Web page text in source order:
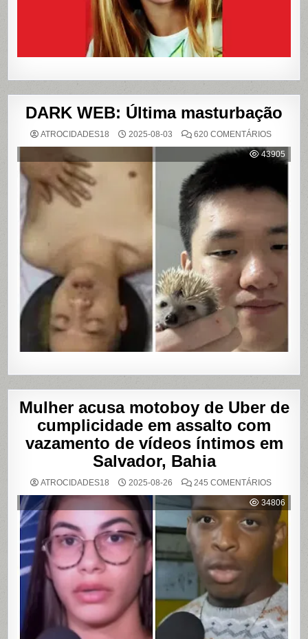
DARK WEB: Última masturbação
ATROCIDADES18 2025-08-03 620 COMENTÁRIOSEM
WEB:
ÚLTIMA
43905
Mulher acusa motoboy de Uber de
cumplicidade em assalto com
vazamento de vídeos íntimos em
Salvador, Bahia
ATROCIDADES18 2025-08-26 245 COMENTÁRIOSEM
ACUSA
DE
UBER
DE
EM
DE
VÍDEOS
ÍNTIMOS
EM
BAHIA
34806